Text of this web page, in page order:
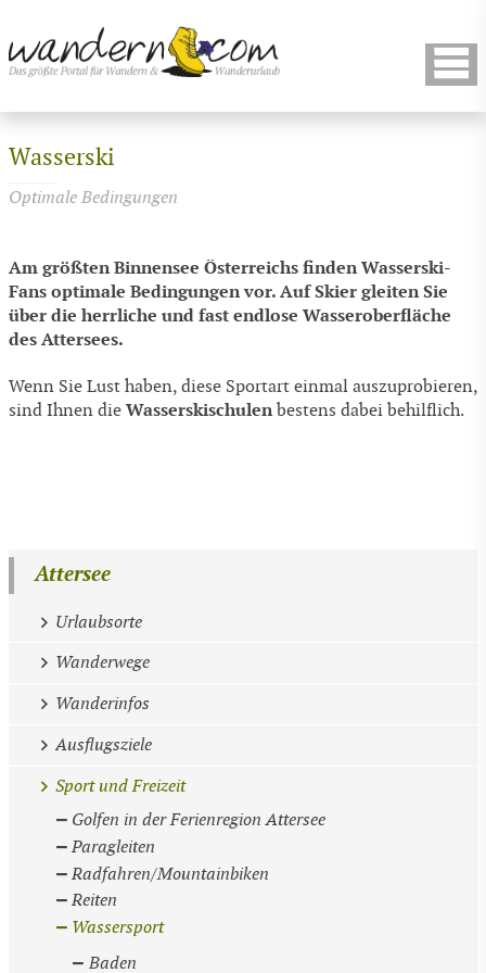
Wasserski
Optimale Bedingungen
Am größten Binnensee Österreichs finden Wasserski-
Fans optimale Bedingungen vor. Auf Skier gleiten Sie
über die herrliche und fast endlose Wasseroberfläche
des Attersees.
Wenn Sie Lust haben, diese Sportart einmal auszuprobieren,
sind Ihnen die Wasserskischulen bestens dabei behilflich.
Attersee
Urlaubsorte
Wanderwege
Wanderinfos
Ausflugsziele
Sport und Freizeit
Golfen in der Ferienregion Attersee
Paragleiten
Radfahren/Mountainbiken
Reiten
Wassersport
Baden